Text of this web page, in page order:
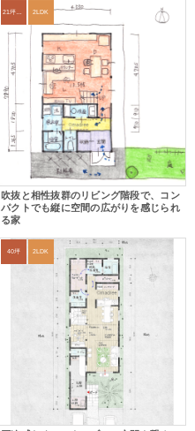
21坪〜24坪 2LDK
吹抜と相性抜群のリビング階段で、コン
パクトでも縦に空間の広がりを感じられ
る家
40坪 2LDK